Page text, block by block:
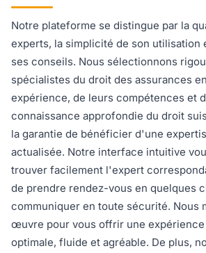
Notre plateforme se distingue par la
experts, la simplicité de son utilisation
ses conseils. Nous sélectionnons
spécialistes du droit des assurances
expérience, de leurs compétences et
connaissance approfondie du droit
la garantie de bénéficier d'une
actualisée. Notre interface intuitive
trouver facilement l'expert
de prendre rendez-vous en quelques
communiquer en toute sécurité. Nous
œuvre pour vous offrir une
optimale, fluide et agréable. De plus,